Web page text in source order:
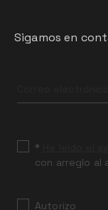
Sigamos en
field
*
con arreglo al
Autorizo